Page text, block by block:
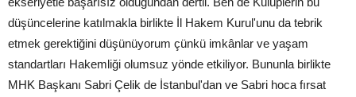
düşüncelerine katılmakla birlikte İl Hakem Kurul'unu da tebrik
etmek gerektiğini düşünüyorum çünkü imkânlar ve yaşam
standartları Hakemliği olumsuz yönde etkiliyor. Bununla birlikte
MHK Başkanı Sabri Çelik de İstanbul'dan ve Sabri hoca fırsat